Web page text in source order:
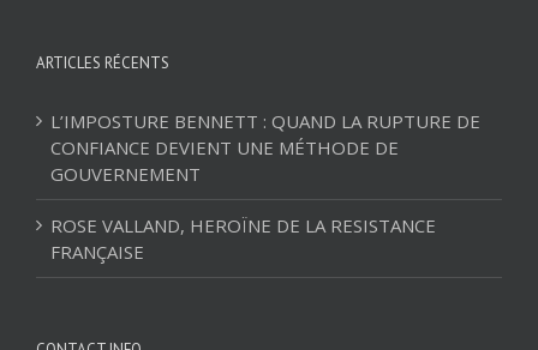
ARTICLES RÉCENTS
L’IMPOSTURE BENNETT : QUAND LA RUPTURE DE
CONFIANCE DEVIENT UNE MÉTHODE DE
GOUVERNEMENT
ROSE VALLAND, HEROÏNE DE LA RESISTANCE
FRANÇAISE